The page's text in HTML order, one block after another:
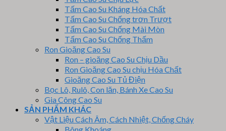
Tấm Cao Su Kháng Hóa Chất
Tấm Cao Su Chống trơn Trượt
Tấm Cao Su Chống Mài Mòn
Tấm Cao Su Chống Thấm
Ron Gioăng Cao Su
Ron – gioăng Cao Su Chịu Dầu
Ron Gioăng Cao Su chịu Hóa Chất
Gioăng Cao Su Tủ Điện
Bọc Lô, Rulô, Con lăn, Bánh Xe Cao Su
Gia Công Cao Su
SẢN PHẨM KHÁC
Vật Liệu Cách Âm, Cách Nhiệt, Chống Cháy